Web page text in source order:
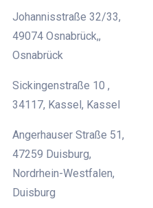
Johannisstraße 32/33,
49074 Osnabrück,,
Osnabrück
Sickingenstraße 10 ,
34117, Kassel, Kassel
Angerhauser Straße 51,
47259 Duisburg,
Nordrhein-Westfalen,
Duisburg